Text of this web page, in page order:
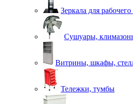
Зеркала для рабочего
Сушуары,
Витрины, шкафы,
Тележки, тумбы